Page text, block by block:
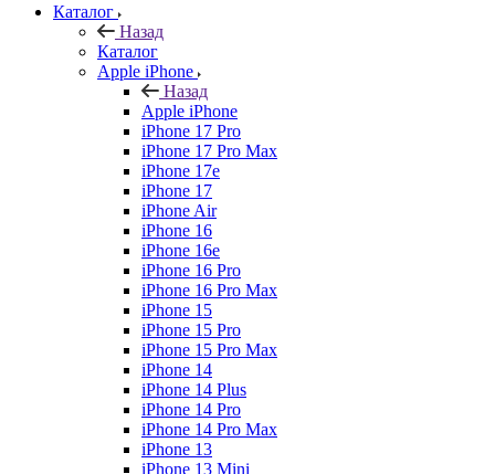
Каталог
Назад
Каталог
Apple iPhone
Назад
Apple iPhone
iPhone 17 Pro
iPhone 17 Pro Max
iPhone 17e
iPhone 17
iPhone Air
iPhone 16
iPhone 16e
iPhone 16 Pro
iPhone 16 Pro Max
iPhone 15
iPhone 15 Pro
iPhone 15 Pro Max
iPhone 14
iPhone 14 Plus
iPhone 14 Pro
iPhone 14 Pro Max
iPhone 13
iPhone 13 Mini